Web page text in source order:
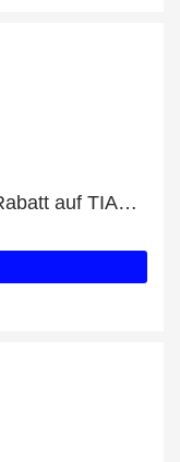
Profitieren Sie von bis zu 18% Rabatt auf TIANI™ 3